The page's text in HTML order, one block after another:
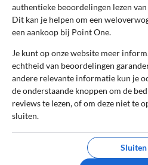
Online kopen»Point One
Betrouwbare en
Echte ervaringen van
Reviews worden
Point One
Point One is een
authentieke beoordelingen lezen
Dit kan je helpen om een
een aankoop bij Point One.
Je kunt op onze website meer
echtheid van beoordelingen
andere relevante informatie kun je
de onderstaande knoppen om de
reviews te lezen, of om deze niet te
sluiten.
Sluiten